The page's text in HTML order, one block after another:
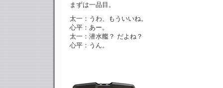
まずは一品目。
太一：うわ、もういいね。
心平：あー。
太一：潜水艦？ だよね？
心平：うん。